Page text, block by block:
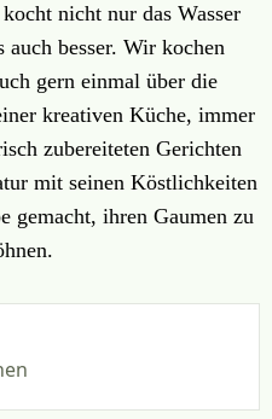
nicht nur das Wasser
auch besser. Wir kochen
gern einmal über die
kreativen Küche, immer
zubereiteten Gerichten
mit seinen Köstlichkeiten
gemacht, ihren Gaumen zu